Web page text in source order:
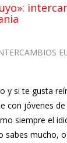
y si te gusta
con jóvenes
siempre el
sabes mucho,